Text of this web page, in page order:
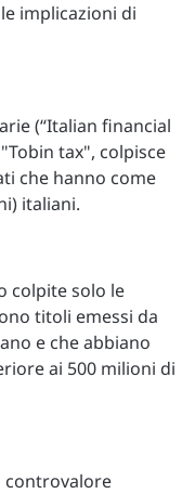
implicazioni di
(“Italian financial
tax", colpisce
che hanno come
italiani.
colpite solo le
titoli emessi da
e che abbiano
ai 500 milioni di
controvalore